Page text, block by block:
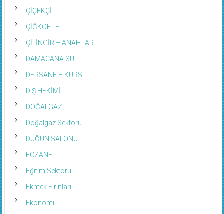
ÇİÇEKÇİ
ÇİĞKÖFTE
ÇİLİNGİR – ANAHTAR
DAMACANA SU
DERSANE – KURS
DIŞ HEKİMİ
DOĞALGAZ
Doğalgaz Sektörü
DÜĞÜN SALONU
ECZANE
Eğitim Sektörü
Ekmek Fırınları
Ekonomi